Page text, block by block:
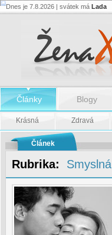
Nevěrná
Dnes je 7.8.2026 | svátek má Lada
Články Blogy
Krásná Zdravá
Článek
Rubrika: Smyslná